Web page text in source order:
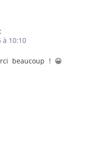
à 10:10
beaucoup ! 😀